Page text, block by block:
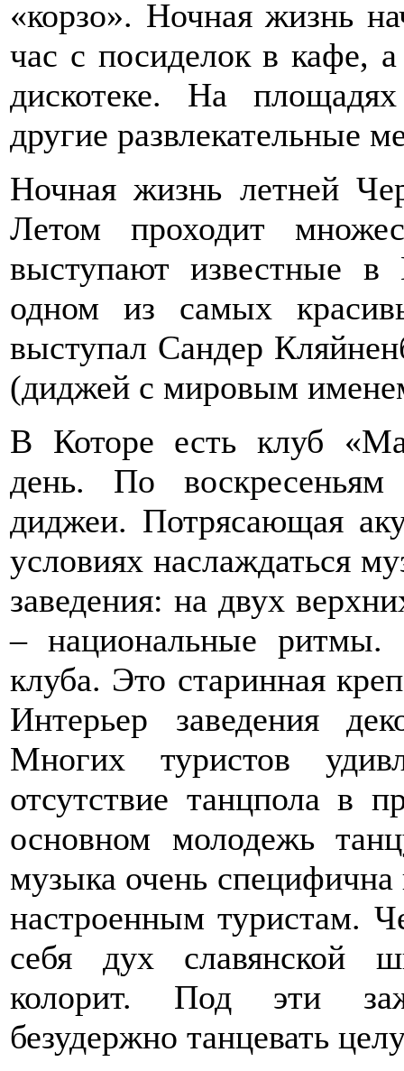
«корзо». Ночная жизнь
час с посиделок в кафе,
дискотеке. На
другие развлекательные
Ночная жизнь летней
Летом проходит
выступают известные
одном из самых
выступал Сандер
(диджей с мировым
В Которе есть клуб
день. По
диджеи. Потрясающая
условиях наслаждаться
заведения: на двух
– национальные ритмы.
клуба. Это старинная
Интерьер заведения
Многих туристов
отсутствие танцпола в
основном молодежь
музыка очень
настроенным туристам.
себя дух славянской
колорит. Под эти
безудержно танцевать